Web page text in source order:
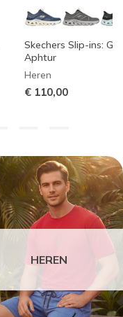
Skechers Slip-ins:
Aphtur
Heren
€ 110,00
HEREN